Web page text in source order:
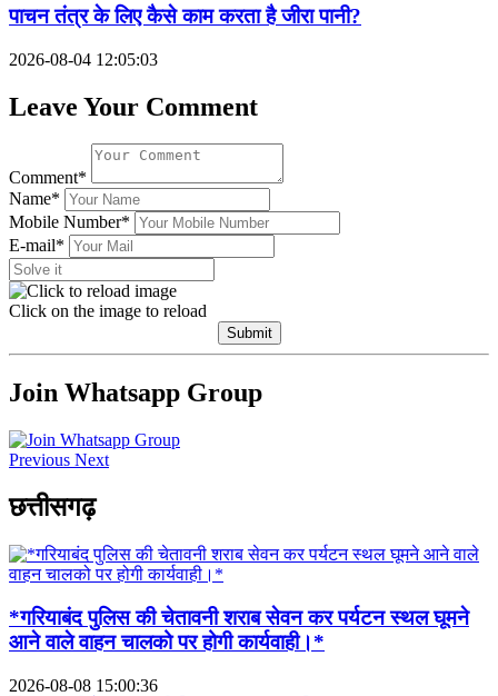
पाचन तंत्र के लिए कैसे काम करता है जीरा पानी?
2026-08-04 12:05:03
Leave Your Comment
Comment*
Name*
Mobile Number*
E-mail*
Click on the image to reload
Submit
Join Whatsapp Group
Previous Next
छत्तीसगढ़
*गरियाबंद पुलिस की चेतावनी शराब सेवन कर पर्यटन स्थल घूमने
आने वाले वाहन चालको पर होगी कार्यवाही।*
2026-08-08 15:00:36